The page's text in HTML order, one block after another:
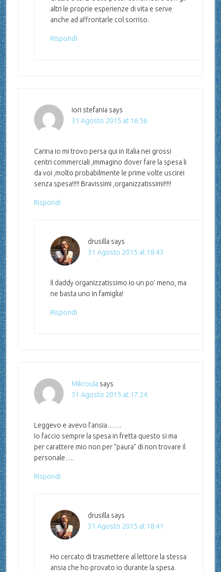
altri le proprie esperienze di vita e serve
anche ad affrontarle col sorriso.
Rispondi
iori stefania says
31 Agosto 2015 at 16:56
Carina io mi trovo persa qui in Italia nei grossi
centri commerciali ,immagino dover fare la spesa li
da voi ,molto probabilmente le prime volte uscirei
senza spesa!!!!! Bravissimi ,organizzatissimi!!!!!
Rispondi
drusilla says
31 Agosto 2015 at 18:43
Il daddy organizzatissimo io un po’ meno, ma
ne basta uno in famiglia!
Rispondi
Mikroula says
31 Agosto 2015 at 17:24
Leggevo e avevo l’ansia……
Io faccio sempre la spesa in fretta questo si ma
per carattere mio non per “paura” di non trovare il
personale….
Rispondi
drusilla says
31 Agosto 2015 at 18:41
Ho cercato di trasmettere al lettore la stessa
ansia che ho provato io durante la spesa.